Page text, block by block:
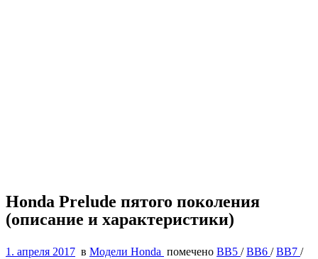
Honda Prelude пятого поколения
(описание и характеристики)
1. апреля 2017 в Модели Honda помечено BB5 /BB6 /BB7 /